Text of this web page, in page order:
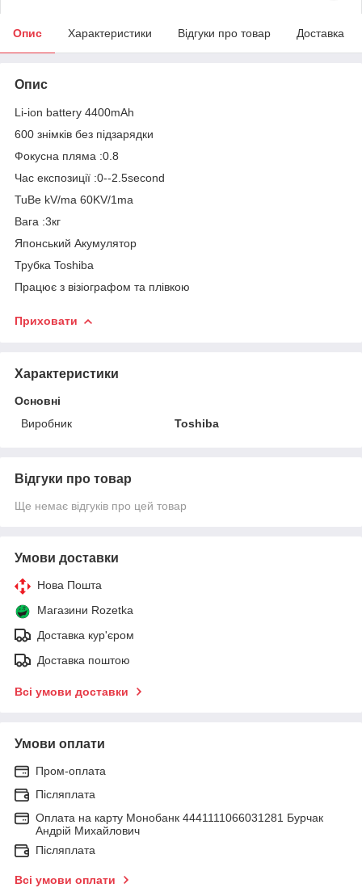
Опис Характеристики Відгуки про товар Доставка
Опис
Li-ion battery 4400mAh
600 знімків без підзарядки
Фокусна пляма :0.8
Час експозиції :0--2.5second
TuBe kV/ma 60KV/1ma
Вага :3кг
Японський Акумулятор
Трубка Toshiba
Працює з візіографом та плівкою
Приховати
Характеристики
Основні
Виробник
Toshiba
Відгуки про товар
Ще немає відгуків про цей товар
Умови доставки
Нова Пошта
Магазини Rozetka
Доставка кур'єром
Доставка поштою
Всі умови доставки
Умови оплати
Пром-оплата
Післяплата
Оплата на карту Монобанк 4441111066031281 Бурчак
Андрій Михайлович
Післяплата
Всі умови оплати